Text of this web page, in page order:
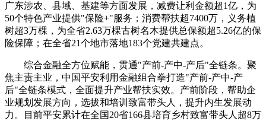
广东涉农、县域、基建等方面发展，减费让利金额超1亿，为
50个特色产业提供"保险+"服务；消费帮扶超7400万，义务植
树超3万棵，为全省2.63万棵古树名木提供总保额超5.26亿的保
险保障；在全省21个地市落地183个党建共建点。
综合金融全方位赋能，贯通"产前-产中-产后"全链条。聚
焦主责主业，中国平安利用金融组合拳打造"产前-产中-产
后"全链条模式，全面提升产业帮扶实效。产前阶段，帮助企
业规划发展方向，选拔和培训致富带头人，提升内生发展动
力。目前平安累计在全国20省166县培育乡村致富带头人超8万